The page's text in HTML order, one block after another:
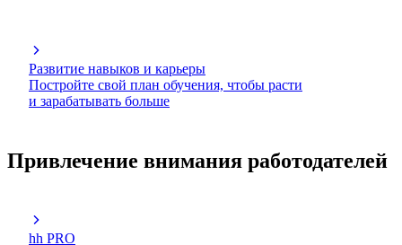
Развитие навыков и карьеры
Постройте свой план обучения, чтобы расти
и зарабатывать больше
Привлечение внимания работодателей
hh PRO